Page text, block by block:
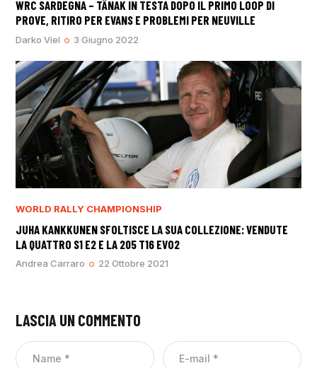
WRC SARDEGNA – TÄNAK IN TESTA DOPO IL PRIMO LOOP DI
PROVE, RITIRO PER EVANS E PROBLEMI PER NEUVILLE
Darko Viel 3 Giugno 2022
WORLD RALLY CHAMPIONSHIP
JUHA KANKKUNEN SFOLTISCE LA SUA COLLEZIONE: VENDUTE
LA QUATTRO S1 E2 E LA 205 T16 EVO2
Andrea Carraro 22 Ottobre 2021
LASCIA UN COMMENTO